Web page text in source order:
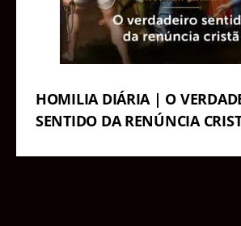
HOMILIA DIÁRIA | O
SENTIDO DA RENÚNCIA